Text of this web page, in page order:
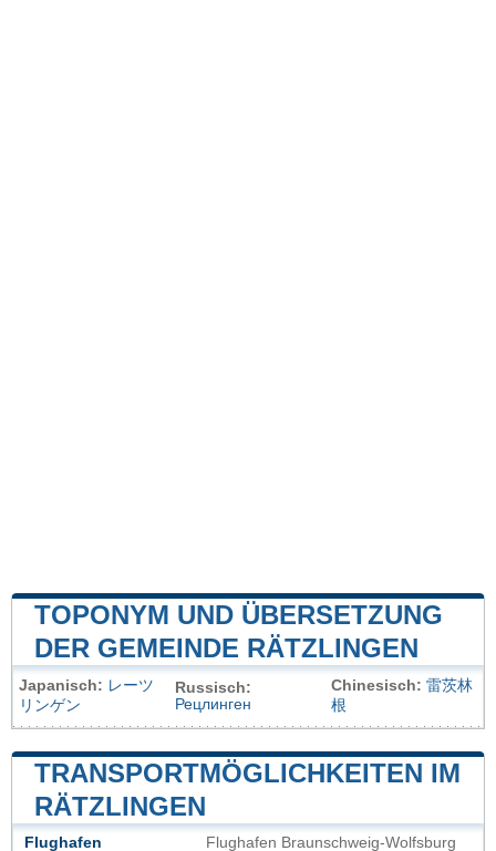
TOPONYM UND ÜBERSETZUNG
DER GEMEINDE RÄTZLINGEN
Japanisch: レーツ
リンゲン
Russisch:
Рецлинген
Chinesisch: 雷茨林
根
TRANSPORTMÖGLICHKEITEN IM
RÄTZLINGEN
Flughafen Flughafen Braunschweig-Wolfsburg